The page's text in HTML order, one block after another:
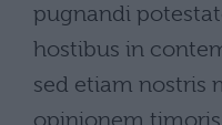
pugnandi
hostibus in
sed etiam nostris